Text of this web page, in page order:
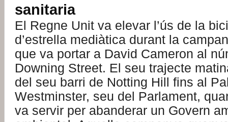
sanitaria
El Regne Unit va elevar l’ús de la
d’estrella mediàtica durant la
que va portar a David Cameron al
Downing Street. El seu trajecte
del seu barri de Notting Hill fins al
Westminster, seu del Parlament,
va servir per abanderar un Govern